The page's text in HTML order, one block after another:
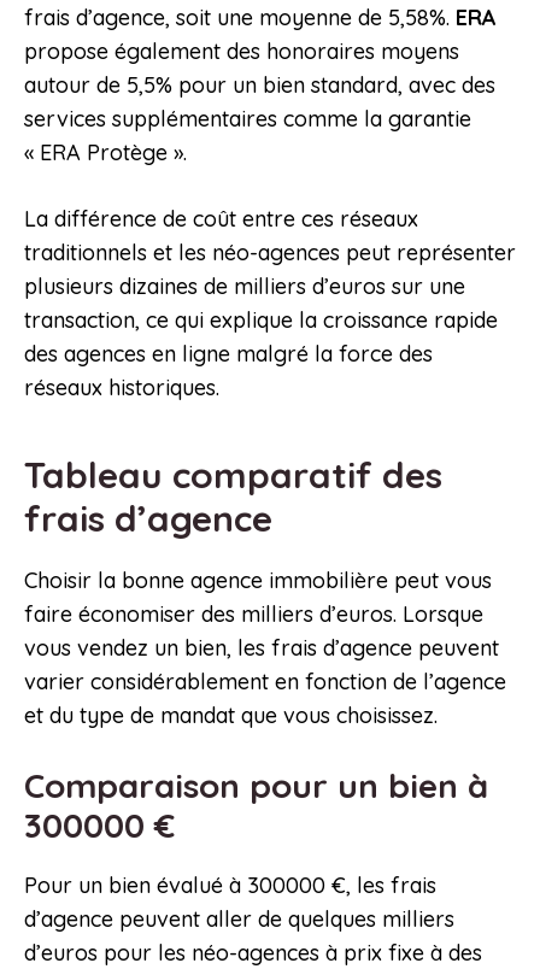
frais d’agence, soit une moyenne de 5,58%. ERA
propose également des honoraires moyens
autour de 5,5% pour un bien standard, avec des
services supplémentaires comme la garantie
« ERA Protège ».
La différence de coût entre ces réseaux
traditionnels et les néo-agences peut représenter
plusieurs dizaines de milliers d’euros sur une
transaction, ce qui explique la croissance rapide
des agences en ligne malgré la force des
réseaux historiques.
Tableau comparatif des
frais d’agence
Choisir la bonne agence immobilière peut vous
faire économiser des milliers d’euros. Lorsque
vous vendez un bien, les frais d’agence peuvent
varier considérablement en fonction de l’agence
et du type de mandat que vous choisissez.
Comparaison pour un bien à
300000 €
Pour un bien évalué à 300000 €, les frais
d’agence peuvent aller de quelques milliers
d’euros pour les néo-agences à prix fixe à des